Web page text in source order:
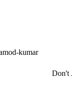
Don't